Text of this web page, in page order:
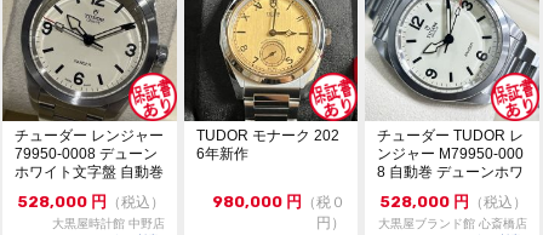
所々細かなキズがありますが、目立つ大きなキズ等はあ
りません。
ガラスにキズやカケはありません。
コメント
・価格交渉や問合せは『出品者に質問する』よりお願い
致します。
・価格交渉は希望金額をご提示ください。
・専用出品、取置不可。先着順販売。
チューダー レンジャー
79950-0008 デューン
ホワイト文字盤 自動巻
528,000 円 （税込）
大黒屋時計館 中野店
TUDOR モナーク 202
6年新作
980,000 円
（税０
円）
チューダー TUDOR レ
ンジャー M79950-000
8 自動巻 デューンホワ
528,000 円 （税込）
大黒屋ブランド館 心斎橋店